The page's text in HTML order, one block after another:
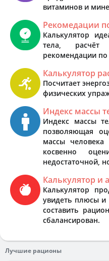
витаминов и
Рекомедации
Калькулятор
тела, расчёт
рекомендации
Калькулятор
Посчитает
физических
Индекс массы
Индекс массы
позволяющая
массы
косвенно
недостаточной,
Калькулятор и
Калькулятор
увидеть плюсы
составить
сбалансирован.
Лучшие рационы